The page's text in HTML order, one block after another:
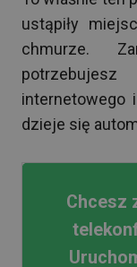
ustąpiły
chmurze.
internetowego
dzieje się
Chcesz